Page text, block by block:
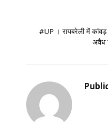
#UP । रायबरेली में कांवड़
अवैध